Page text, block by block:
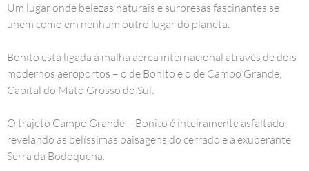
Um lugar onde belezas naturais e surpresas fascinantes se
unem como em nenhum outro lugar do planeta.
Bonito está ligada à malha aérea internacional através de dois
modernos aeroportos – o de Bonito e o de Campo Grande,
Capital do Mato Grosso do Sul.
O trajeto Campo Grande – Bonito é inteiramente asfaltado,
revelando as belíssimas paisagens do cerrado e a exuberante
Serra da Bodoquena.